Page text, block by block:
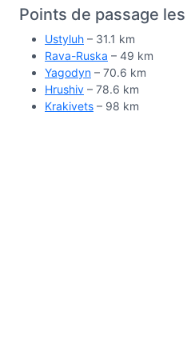
Points de passage
Ustyluh – 31.1 km
Rava-Ruska – 49 km
Yagodyn – 70.6 km
Hrushiv – 78.6 km
Krakivets – 98 km